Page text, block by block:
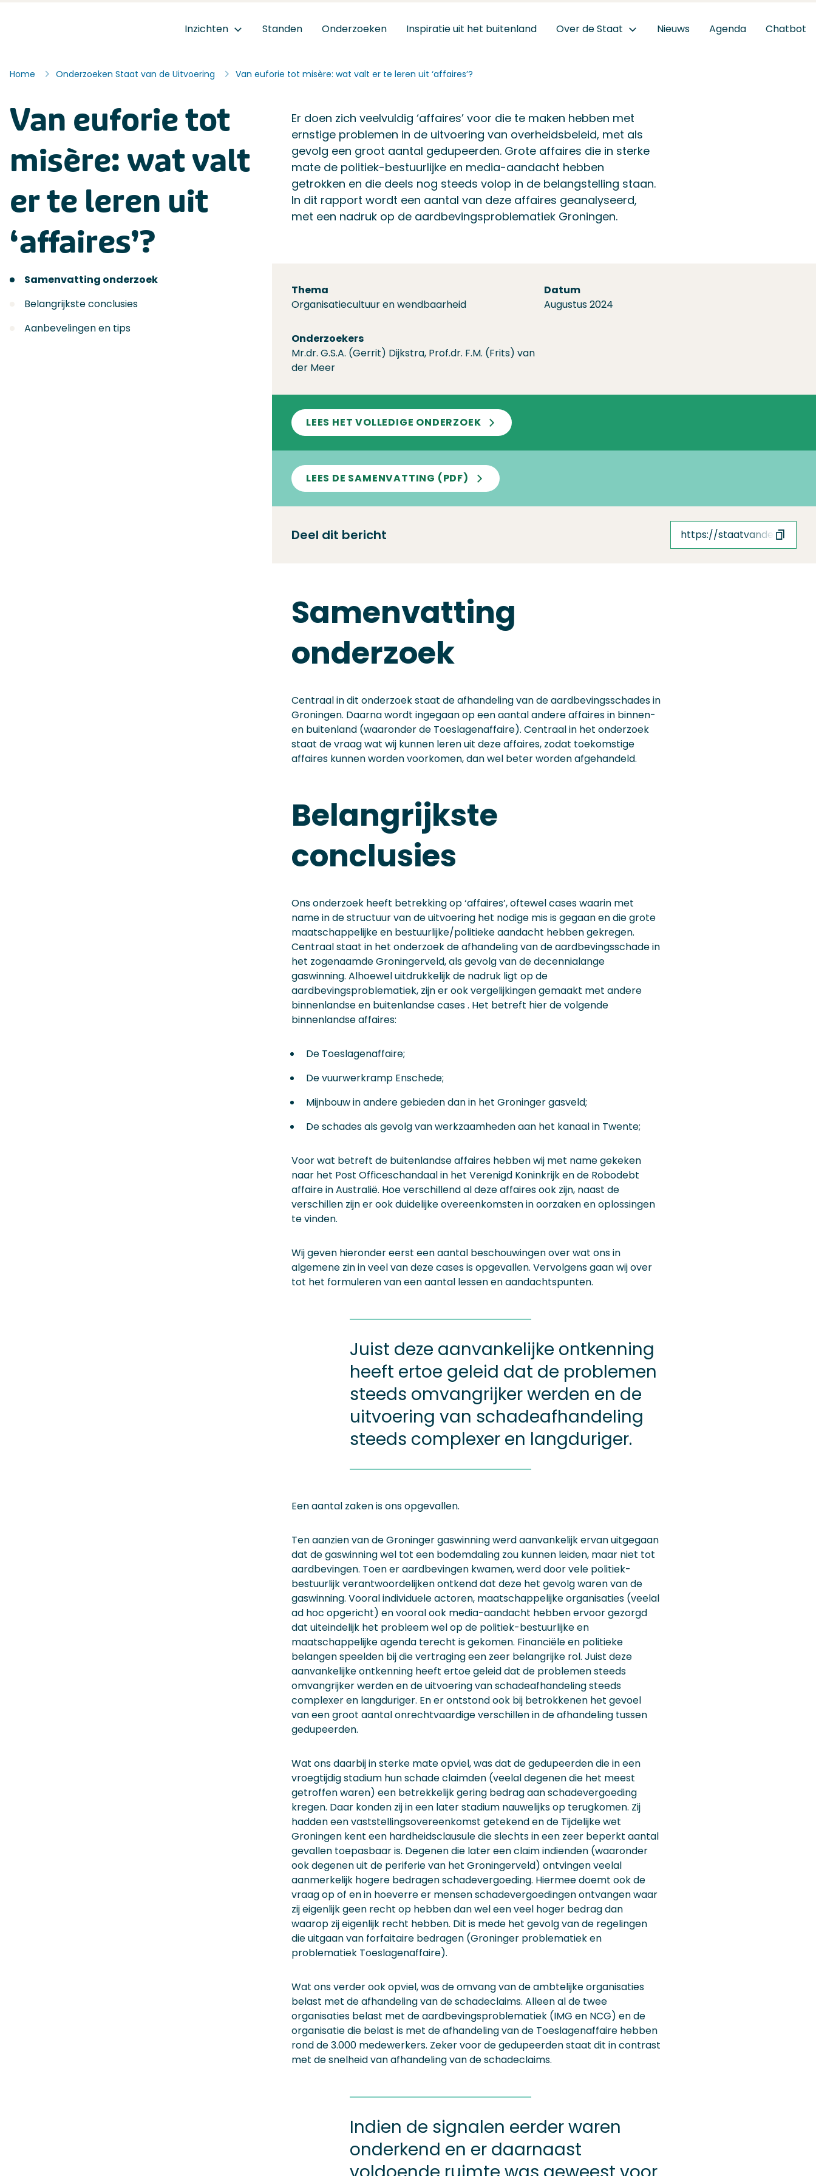
Inzichten Standen Onderzoeken Inspiratie uit het buitenland Over de Staat Nieuws Agenda Chatbot
Home Onderzoeken Staat van de Uitvoering Van euforie tot misère: wat valt er te leren uit ‘affaires’?
Van euforie tot
misère: wat valt
er te leren uit
‘affaires’?
Samenvatting onderzoek
Belangrijkste conclusies
Aanbevelingen en tips
Er doen zich veelvuldig ‘affaires’ voor die te maken hebben met
ernstige problemen in de uitvoering van overheidsbeleid, met als
gevolg een groot aantal gedupeerden. Grote affaires die in sterke
mate de politiek-bestuurlijke en media-aandacht hebben
getrokken en die deels nog steeds volop in de belangstelling staan.
In dit rapport wordt een aantal van deze affaires geanalyseerd,
met een nadruk op de aardbevingsproblematiek Groningen.
Thema
Organisatie­cultuur en wendbaar­heid
Datum
Augustus 2024
Onderzoekers
Mr.dr. G.S.A. (Gerrit) Dijkstra, Prof.dr. F.M. (Frits) van
der Meer
LEES HET VOLLEDIGE ONDERZOEK
LEES DE SAMENVATTING (PDF)
Deel dit bericht https://
Samenvatting
onderzoek
Centraal in dit onderzoek staat de afhandeling van de aardbevingsschades in
Groningen. Daarna wordt ingegaan op een aantal andere affaires in binnen-
en buitenland (waaronder de Toeslagenaffaire). Centraal in het onderzoek
staat de vraag wat wij kunnen leren uit deze affaires, zodat toekomstige
affaires kunnen worden voorkomen, dan wel beter worden afgehandeld.
Belangrijkste
conclusies
Ons onderzoek heeft betrekking op ‘affaires’, oftewel cases waarin met
name in de structuur van de uitvoering het nodige mis is gegaan en die grote
maatschappelijke en bestuurlijke/politieke aandacht hebben gekregen.
Centraal staat in het onderzoek de afhandeling van de aardbevingsschade in
het zogenaamde Groningerveld, als gevolg van de decennialange
gaswinning. Alhoewel uitdrukkelijk de nadruk ligt op de
aardbevingsproblematiek, zijn er ook vergelijkingen gemaakt met andere
binnenlandse en buitenlandse cases . Het betreft hier de volgende
binnenlandse affaires:
De Toeslagenaffaire;
De vuurwerkramp Enschede;
Mijnbouw in andere gebieden dan in het Groninger gasveld;
De schades als gevolg van werkzaamheden aan het kanaal in Twente;
Voor wat betreft de buitenlandse affaires hebben wij met name gekeken
naar het Post Officeschandaal in het Verenigd Koninkrijk en de Robodebt
affaire in Australië. Hoe verschillend al deze affaires ook zijn, naast de
verschillen zijn er ook duidelijke overeenkomsten in oorzaken en oplossingen
te vinden.
Wij geven hieronder eerst een aantal beschouwingen over wat ons in
algemene zin in veel van deze cases is opgevallen. Vervolgens gaan wij over
tot het formuleren van een aantal lessen en aandachtspunten.
Juist deze aanvankelijke ontkenning
heeft ertoe geleid dat de problemen
steeds omvangrijker werden en de
uitvoering van schadeafhandeling
steeds complexer en langduriger.
Een aantal zaken is ons opgevallen.
Ten aanzien van de Groninger gaswinning werd aanvankelijk ervan uitgegaan
dat de gaswinning wel tot een bodemdaling zou kunnen leiden, maar niet tot
aardbevingen. Toen er aardbevingen kwamen, werd door vele politiek-
bestuurlijk verantwoordelijken ontkend dat deze het gevolg waren van de
gaswinning. Vooral individuele actoren, maatschappelijke organisaties (veelal
ad hoc opgericht) en vooral ook media-aandacht hebben ervoor gezorgd
dat uiteindelijk het probleem wel op de politiek-bestuurlijke en
maatschappelijke agenda terecht is gekomen. Financiële en politieke
belangen speelden bij die vertraging een zeer belangrijke rol. Juist deze
aanvankelijke ontkenning heeft ertoe geleid dat de problemen steeds
omvangrijker werden en de uitvoering van schadeafhandeling steeds
complexer en langduriger. En er ontstond ook bij betrokkenen het gevoel
van een groot aantal onrechtvaardige verschillen in de afhandeling tussen
gedupeerden.
Wat ons daarbij in sterke mate opviel, was dat de gedupeerden die in een
vroegtijdig stadium hun schade claimden (veelal degenen die het meest
getroffen waren) een betrekkelijk gering bedrag aan schadevergoeding
kregen. Daar konden zij in een later stadium nauwelijks op terugkomen. Zij
hadden een vaststellingsovereenkomst getekend en de Tijdelijke wet
Groningen kent een hardheidsclausule die slechts in een zeer beperkt aantal
gevallen toepasbaar is. Degenen die later een claim indienden (waaronder
ook degenen uit de periferie van het Groningerveld) ontvingen veelal
aanmerkelijk hogere bedragen schadevergoeding. Hiermee doemt ook de
vraag op of en in hoeverre er mensen schadevergoedingen ontvangen waar
zij eigenlijk geen recht op hebben dan wel een veel hoger bedrag dan
waarop zij eigenlijk recht hebben. Dit is mede het gevolg van de regelingen
die uitgaan van forfaitaire bedragen (Groninger problematiek en
problematiek Toeslagenaffaire).
Wat ons verder ook opviel, was de omvang van de ambtelijke organisaties
belast met de afhandeling van de schadeclaims. Alleen al de twee
organisaties belast met de aardbevingsproblematiek (IMG en NCG) en de
organisatie die belast is met de afhandeling van de Toeslagenaffaire hebben
rond de 3.000 medewerkers. Zeker voor de gedupeerden staat dit in contrast
met de snelheid van afhandeling van de schadeclaims.
Indien de signalen eerder waren
onderkend en er daarnaast